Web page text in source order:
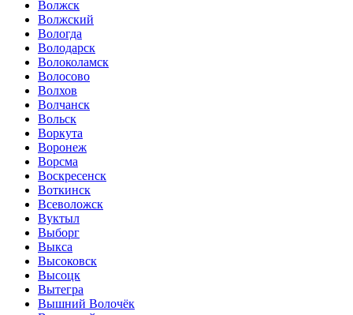
Волжск
Волжский
Вологда
Володарск
Волоколамск
Волосово
Волхов
Волчанск
Вольск
Воркута
Воронеж
Ворсма
Воскресенск
Воткинск
Всеволожск
Вуктыл
Выборг
Выкса
Высоковск
Высоцк
Вытегра
Вышний Волочёк